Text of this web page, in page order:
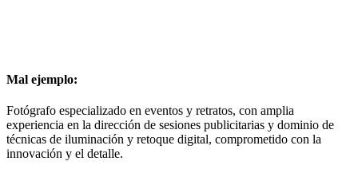
Mal ejemplo:
Fotógrafo especializado en eventos y retratos, con amplia
experiencia en la dirección de sesiones publicitarias y dominio de
técnicas de iluminación y retoque digital, comprometido con la
innovación y el detalle.